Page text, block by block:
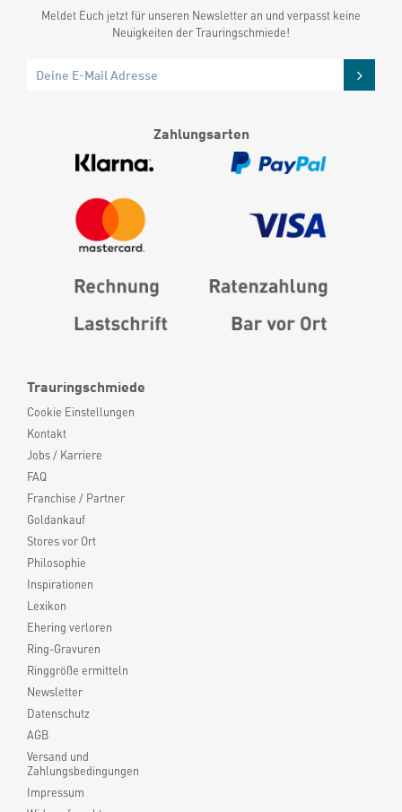
Trauringschmiede
Cookie Einstellungen
Kontakt
Jobs / Karriere
FAQ
Franchise / Partner
Goldankauf
Stores vor Ort
Philosophie
Inspirationen
Lexikon
Ehering verloren
Ring-Gravuren
Ringgröße ermitteln
Newsletter
Datenschutz
AGB
Versand und
Zahlungsbedingungen
Impressum
Meldet Euch jetzt für unseren Newsletter an und verpasst keine
Neuigkeiten der Trauringschmiede!
Zahlungsarten